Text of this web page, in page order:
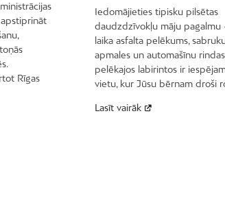
Rīgas
Iedomājieties tipisku pilsētas
daudzdzīvokļu māju pagalmu
laika asfalta pelēkums,
apmales un automašīnu
pelēkajos labirintos ir
vietu, kur Jūsu bērnam droši
Lasīt vairāk